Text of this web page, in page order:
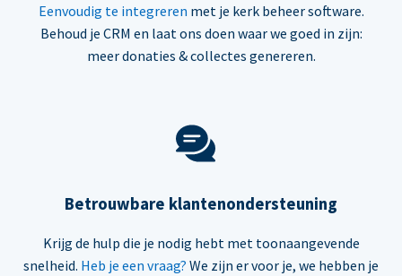
Eenvoudig te integreren met je kerk beheer software.
Behoud je CRM en laat ons doen waar we goed in zijn:
meer donaties & collectes genereren.
Betrouwbare klantenondersteuning
Krijg de hulp die je nodig hebt met toonaangevende
snelheid. Heb je een vraag? We zijn er voor je, we hebben je